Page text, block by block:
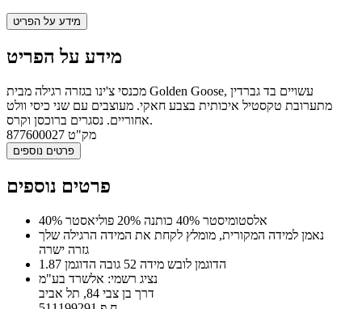
מידע על הפריט
מידע על הפריט
מכנסי צ'ינו בגזרה רגילה מבית Golden Goose, עשויים בד גברדין
מתערובת טקסטיל איכותית בצבע חאקי. מעוצבים עם שני כיסי וולט
אחוריים. נסגרים ברוכסן וקרס.
מק"ט 877600027
פרטים נוספים
פרטים נוספים
40% אלסטומיסטר 40% כותנה 20% פוליאסטר
נאמן למידה המקורית, מומלץ לקחת את המידה הרגילה שלך
גזרה ישרה
הדוגמן לובש מידה 52 גובה הדוגמן 1.87
נציג רשמי: אלשרד בע"מ
דרך בן צבי 84, תל אביב